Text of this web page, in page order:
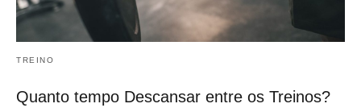
TREINO
Quanto tempo Descansar entre os Treinos?